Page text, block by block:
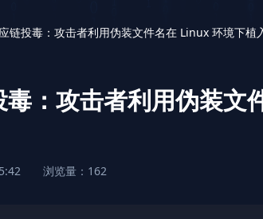
链投毒：攻击者利用伪装文件名在 Linux 环境下植
毒：攻击者利用伪装
浏览量：162